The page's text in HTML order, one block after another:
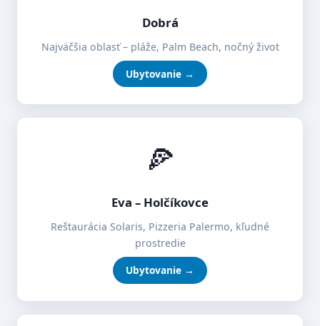
Dobrá
Najväčšia oblasť – pláže, Palm Beach, nočný život
Ubytovanie →
🍕
Eva – Holčíkovce
Reštaurácia Solaris, Pizzeria Palermo, kľudné
prostredie
Ubytovanie →